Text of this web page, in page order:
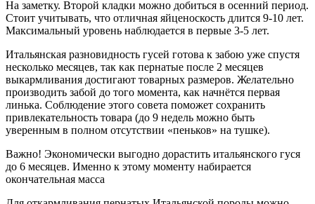
На заметку. Второй кладки можно добиться в осенний период.
Стоит учитывать, что отличная яйценоскость длится 9-10 лет.
Максимальный уровень наблюдается в первые 3-5 лет.
Итальянская разновидность гусей готова к забою уже спустя
несколько месяцев, так как пернатые после 2 месяцев
выкармливания достигают товарных размеров. Желательно
производить забой до того момента, как начнётся первая
линька. Соблюдение этого совета поможет сохранить
привлекательность товара (до 9 недель можно быть
уверенным в полном отсутствии «пеньков» на тушке).
Важно! Экономически выгодно дорастить итальянского гуся
до 6 месяцев. Именно к этому моменту набирается
окончательная масса